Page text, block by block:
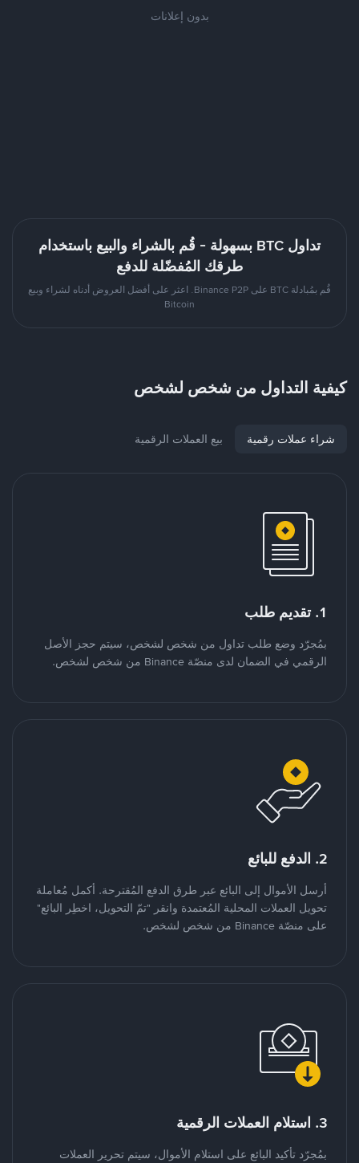
بدون إعلانات
تداول BTC بسهولة - قُم بالشراء والبيع باستخدام
طرقك المُفضّلة للدفع
قُم بمُبادلة BTC على Binance P2P. اعثر على أفضل العروض أدناه لشراء وبيع
Bitcoin
كيفية التداول من شخص لشخص
شراء عملات رقمية بيع العملات الرقمية
1. تقديم طلب
بمُجرّد وضع طلب تداول من شخص لشخص، سيتم حجز الأصل
الرقمي في الضمان لدى منصّة Binance من شخص لشخص.
2. الدفع للبائع
أرسل الأموال إلى البائع عبر طرق الدفع المُقترحة. أكمل مُعاملة
تحويل العملات المحلية المُعتمدة وانقر "تمّ التحويل، اخطِر البائع"
على منصّة Binance من شخص لشخص.
3. استلام العملات الرقمية
بمُجرّد تأكيد البائع على استلام الأموال، سيتم تحرير العملات